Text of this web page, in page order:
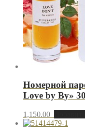
Номерной
Love by By»
1,150.00